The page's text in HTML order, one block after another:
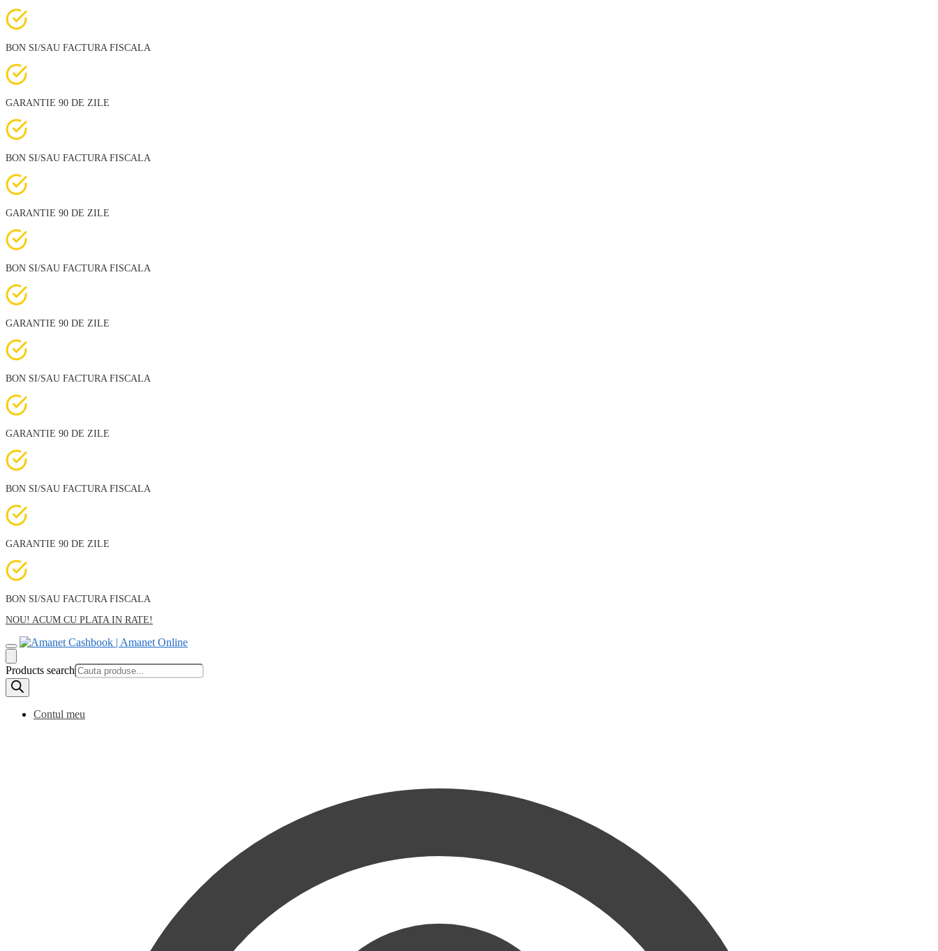
BON SI/SAU FACTURA FISCALA
GARANTIE 90 DE ZILE
BON SI/SAU FACTURA FISCALA
GARANTIE 90 DE ZILE
BON SI/SAU FACTURA FISCALA
GARANTIE 90 DE ZILE
BON SI/SAU FACTURA FISCALA
GARANTIE 90 DE ZILE
BON SI/SAU FACTURA FISCALA
GARANTIE 90 DE ZILE
BON SI/SAU FACTURA FISCALA
NOU! ACUM CU PLATA IN RATE!
Products search
Contul meu